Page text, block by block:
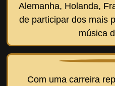
Alemanha, Holanda,
de participar dos mais
música
Com uma carreira